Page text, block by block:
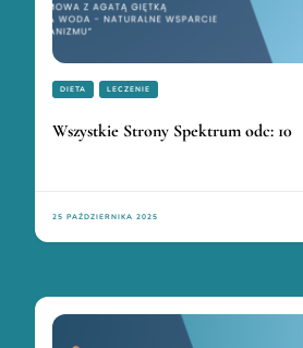
DIETA LECZENIE
Wszystkie Strony Spektrum odc: 10
25 PAŹDZIERNIKA 2025